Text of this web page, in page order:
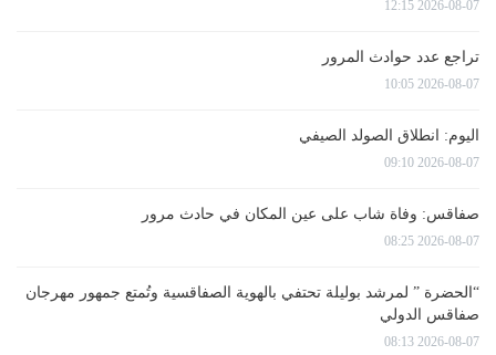
2026-08-07 12:15
تراجع عدد حوادث المرور
2026-08-07 10:05
اليوم: انطلاق الصولد الصيفي
2026-08-07 09:10
صفاقس: وفاة شاب على عين المكان في حادث مرور
2026-08-07 08:25
“الحضرة ” لمرشد بوليلة تحتفي بالهوية الصفاقسية وتُمتع جمهور مهرجان
صفاقس الدولي
2026-08-07 08:13